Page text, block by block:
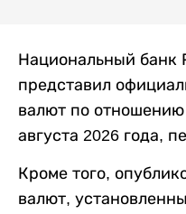
Национальный банк
представил
валют по отношению
августа 2026 года,
Кроме того,
валют,